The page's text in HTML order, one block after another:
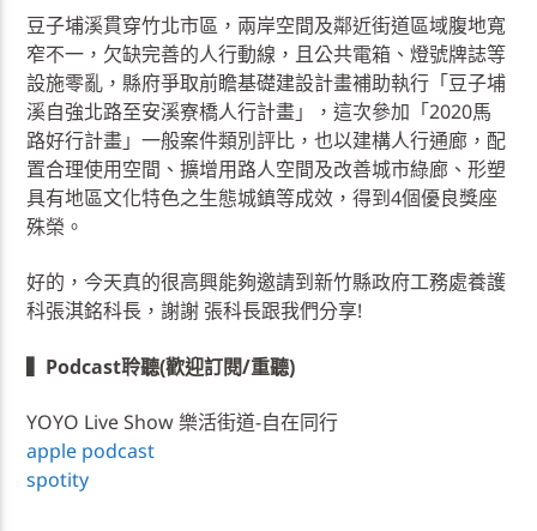
豆子埔溪貫穿竹北市區，兩岸空間及鄰近街道區域腹地寬
窄不一，欠缺完善的人行動線，且公共電箱、燈號牌誌等
設施零亂，縣府爭取前瞻基礎建設計畫補助執行「豆子埔
溪自強北路至安溪寮橋人行計畫」，這次參加「2020馬
路好行計畫」一般案件類別評比，也以建構人行通廊，配
置合理使用空間、擴增用路人空間及改善城市綠廊、形塑
具有地區文化特色之生態城鎮等成效，得到4個優良獎座
殊榮。
好的，今天真的很高興能夠邀請到新竹縣政府工務處養護
科張淇銘科長，謝謝 張科長跟我們分享!
▍Podcast聆聽(歡迎訂閱/重聽)
YOYO Live Show 樂活街道-自在同行
apple podcast
spotity